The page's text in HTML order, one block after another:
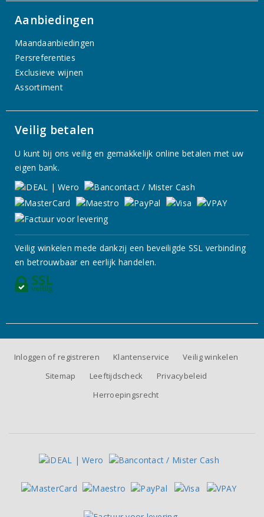
Aanbiedingen
Maandaanbiedingen
Persreferenties
Exclusieve wijnen
Assortiment
Veilig betalen
U kunt bij ons veilig en gemakkelijk online betalen met uw
eigen bank.
Veilig winkelen mede dankzij een beveiligde SSL verbinding
en betrouwbaar en eerlijk handelen.
Inloggen of registreren Klantenservice
Veilig winkelen
Sitemap
Leeftijdscheck
Privacybeleid
Herroepingsrecht